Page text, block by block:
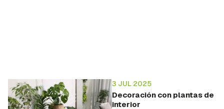
3 JUL 2025
Decoración con plantas de
interior